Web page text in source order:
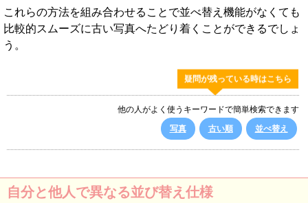
これらの方法を組み合わせることで並べ替え機能がなくても
比較的スムーズに古い写真へたどり着くことができるでしょ
う。
疑問が残っている時はこちら
他の人がよく使うキーワードで簡単検索できます
写真
古い順 並べ替え
自分と他人で異なる並び替え仕様